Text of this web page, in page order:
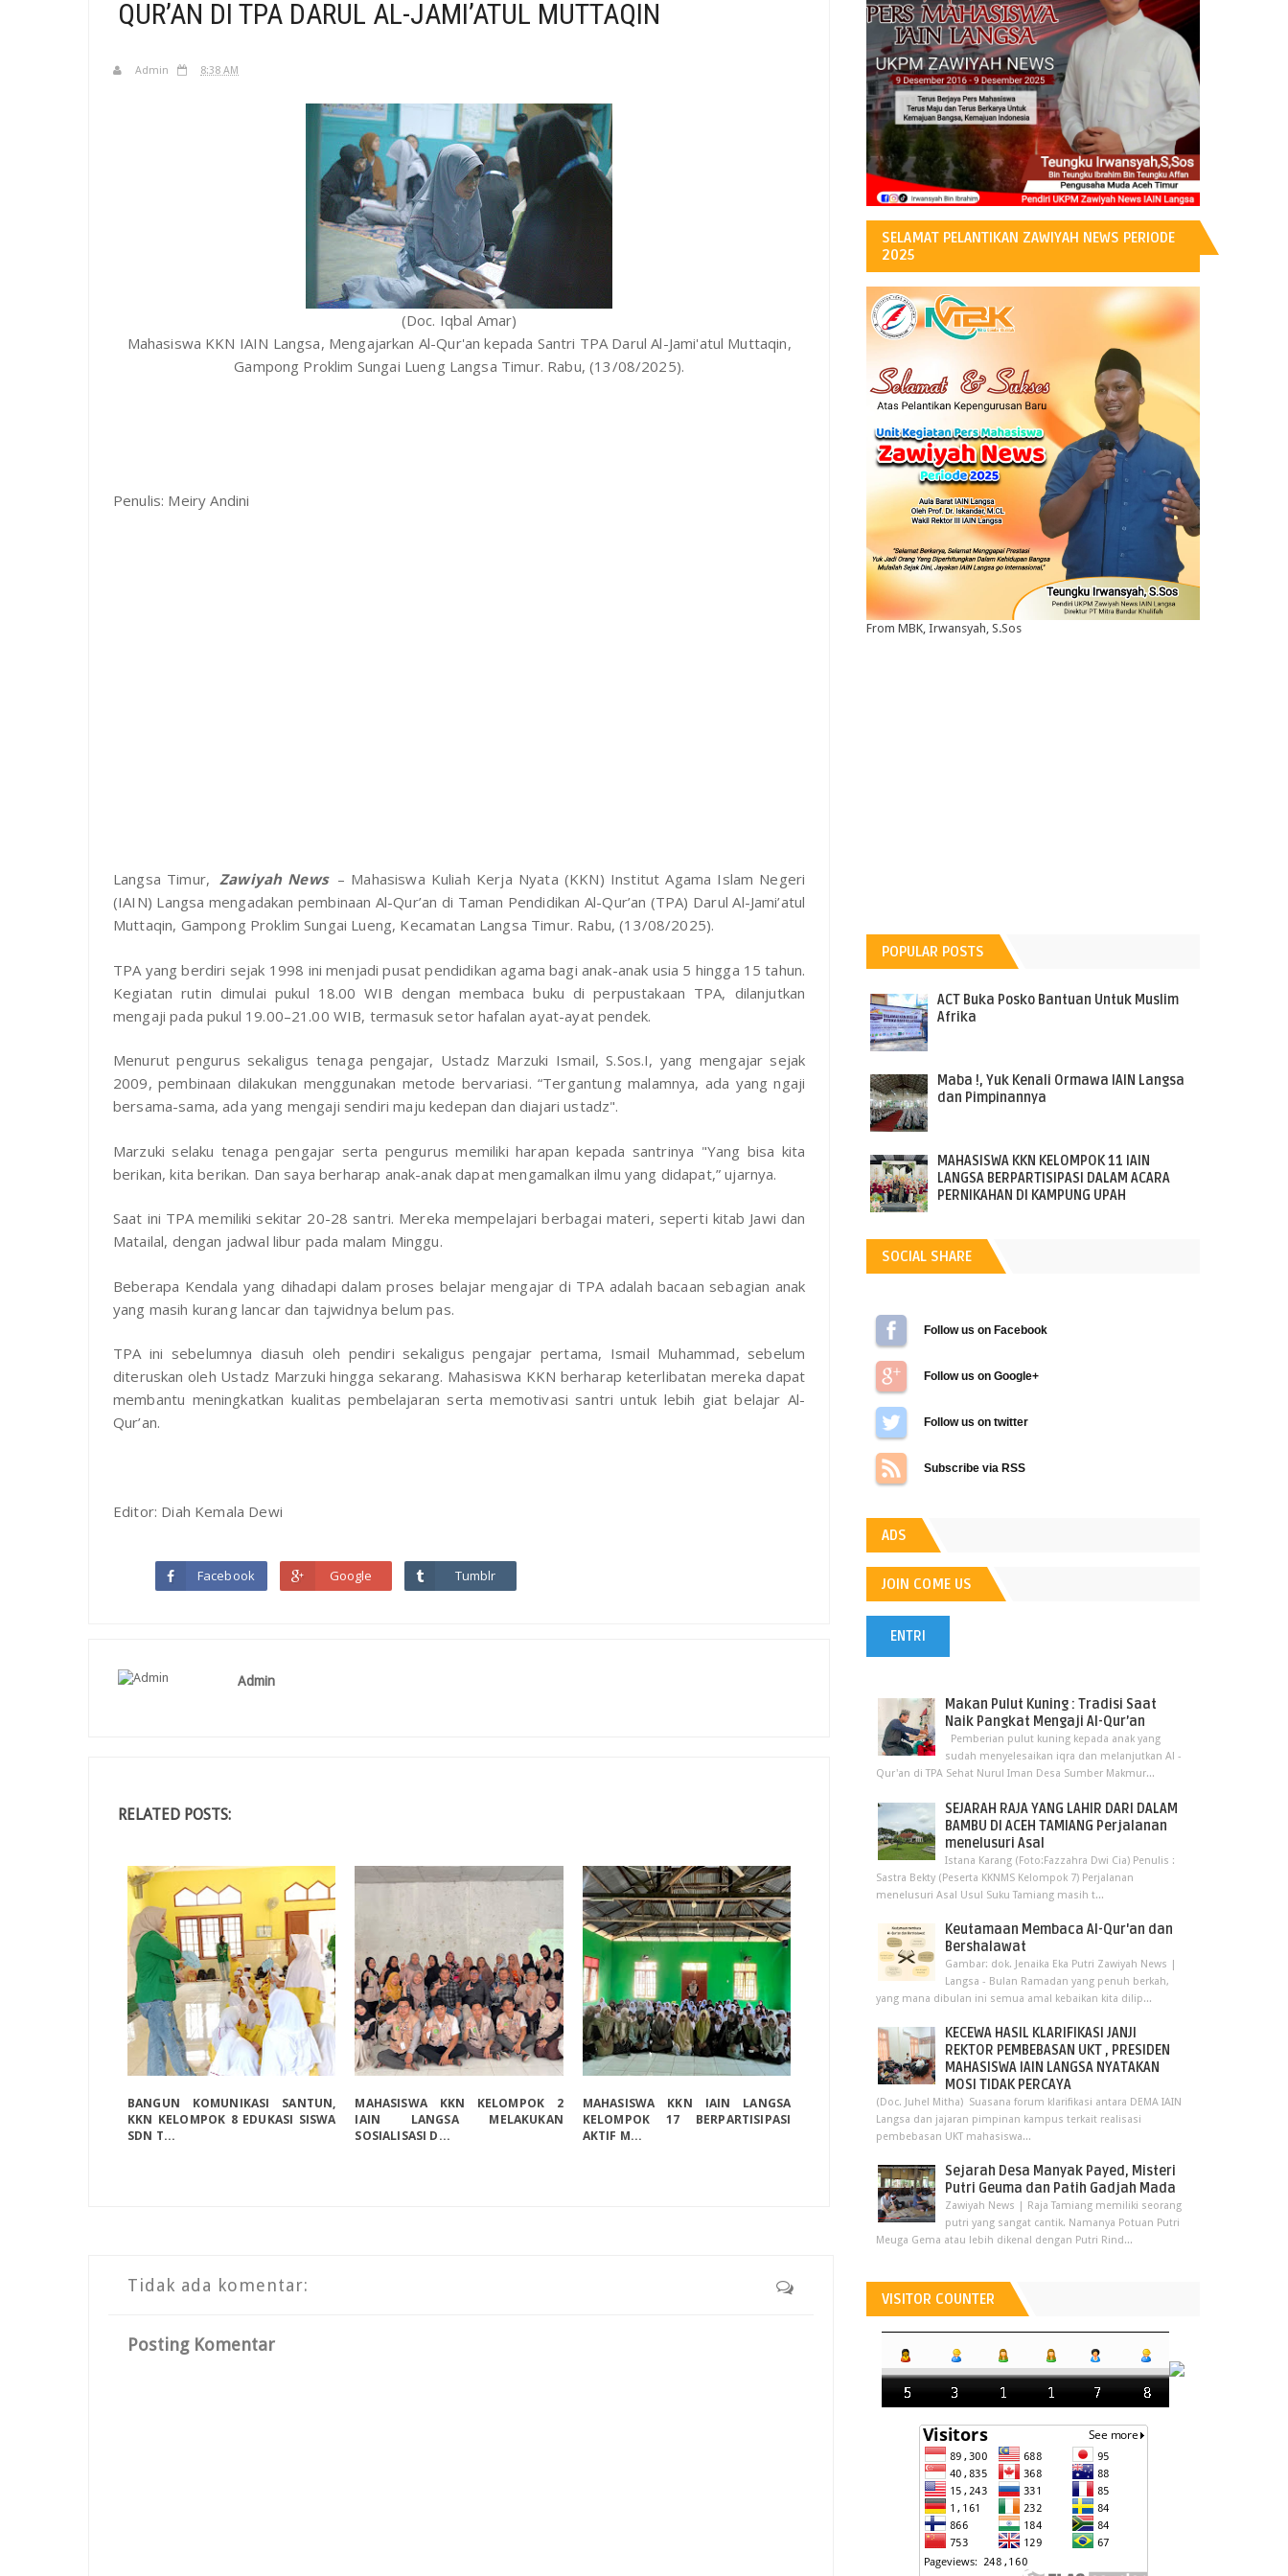
H
QUR’AN DI TPA DARUL AL-JAMI’ATUL MUTTAQIN
Admin 8:38 AM
(Doc. Iqbal Amar)
Mahasiswa KKN IAIN Langsa, Mengajarkan Al-Qur'an kepada Santri TPA Darul Al-Jami'atul Muttaqin,
Gampong Proklim Sungai Lueng Langsa Timur. Rabu, (13/08/2025).
Penulis: Meiry Andini
Langsa Timur, Zawiyah News – Mahasiswa Kuliah Kerja Nyata (KKN) Institut Agama Islam Negeri
(IAIN) Langsa mengadakan pembinaan Al-Qur’an di Taman Pendidikan Al-Qur’an (TPA) Darul Al-Jami’atul
Muttaqin, Gampong Proklim Sungai Lueng, Kecamatan Langsa Timur. Rabu, (13/08/2025).
TPA yang berdiri sejak 1998 ini menjadi pusat pendidikan agama bagi anak-anak usia 5 hingga 15 tahun.
Kegiatan rutin dimulai pukul 18.00 WIB dengan membaca buku di perpustakaan TPA, dilanjutkan
mengaji pada pukul 19.00–21.00 WIB, termasuk setor hafalan ayat-ayat pendek.
Menurut pengurus sekaligus tenaga pengajar, Ustadz Marzuki Ismail, S.Sos.I, yang mengajar sejak
2009, pembinaan dilakukan menggunakan metode bervariasi. “Tergantung malamnya, ada yang ngaji
bersama-sama, ada yang mengaji sendiri maju kedepan dan diajari ustadz".
Marzuki selaku tenaga pengajar serta pengurus memiliki harapan kepada santrinya "Yang bisa kita
berikan, kita berikan. Dan saya berharap anak-anak dapat mengamalkan ilmu yang didapat,” ujarnya.
Saat ini TPA memiliki sekitar 20-28 santri. Mereka mempelajari berbagai materi, seperti kitab Jawi dan
Matailal, dengan jadwal libur pada malam Minggu.
Beberapa Kendala yang dihadapi dalam proses belajar mengajar di TPA adalah bacaan sebagian anak
yang masih kurang lancar dan tajwidnya belum pas.
TPA ini sebelumnya diasuh oleh pendiri sekaligus pengajar pertama, Ismail Muhammad, sebelum
diteruskan oleh Ustadz Marzuki hingga sekarang. Mahasiswa KKN berharap keterlibatan mereka dapat
membantu meningkatkan kualitas pembelajaran serta memotivasi santri untuk lebih giat belajar Al-
Qur’an.
Editor: Diah Kemala Dewi
Facebook Google Tumblr
Admin
RELATED POSTS:
BANGUN KOMUNIKASI SANTUN,
KKN KELOMPOK 8 EDUKASI SISWA
SDN T...
MAHASISWA KKN KELOMPOK 2
IAIN LANGSA MELAKUKAN
SOSIALISASI D...
MAHASISWA KKN IAIN LANGSA
KELOMPOK 17 BERPARTISIPASI
AKTIF M...
Tidak ada komentar:
Posting Komentar
SELAMAT PELANTIKAN ZAWIYAH NEWS PERIODE
2025
From MBK, Irwansyah, S.Sos
POPULAR POSTS
ACT Buka Posko Bantuan Untuk Muslim
Afrika
Maba !, Yuk Kenali Ormawa IAIN Langsa
dan Pimpinannya
MAHASISWA KKN KELOMPOK 11 IAIN
LANGSA BERPARTISIPASI DALAM ACARA
PERNIKAHAN DI KAMPUNG UPAH
SOCIAL SHARE
Follow us on Facebook
Follow us on Google+
Follow us on Twitter
Subscribe via RSS
ADS
JOIN COME US
ENTRI
Makan Pulut Kuning : Tradisi Saat
Naik Pangkat Mengaji Al-Qur’an
Pemberian pulut kuning kepada anak yang
sudah menyelesaikan iqra dan melanjutkan Al -
Qur'an di TPA Sehat Nurul Iman Desa Sumber Makmur...
SEJARAH RAJA YANG LAHIR DARI DALAM
BAMBU DI ACEH TAMIANG Perjalanan
menelusuri Asal
Istana Karang (Foto:Fazzahra Dwi Cia) Penulis :
Sastra Bekty (Peserta KKNMS Kelompok 7) Perjalanan
menelusuri Asal Usul Suku Tamiang masih t...
Keutamaan Membaca Al-Qur'an dan
Bershalawat
Gambar: dok. Jenaika Eka Putri Zawiyah News |
Langsa - Bulan Ramadan yang penuh berkah,
yang mana dibulan ini semua amal kebaikan kita dilip...
KECEWA HASIL KLARIFIKASI JANJI
REKTOR PEMBEBASAN UKT , PRESIDEN
MAHASISWA IAIN LANGSA NYATAKAN
MOSI TIDAK PERCAYA
(Doc. Juhel Mitha) Suasana forum klarifikasi antara DEMA IAIN
Langsa dan jajaran pimpinan kampus terkait realisasi
pembebasan UKT mahasiswa...
Sejarah Desa Manyak Payed, Misteri
Putri Geuma dan Patih Gadjah Mada
Zawiyah News | Raja Tamiang memiliki seorang
putri yang sangat cantik. Namanya Potuan Putri
Meuga Gema atau lebih dikenal dengan Putri Rind...
VISITOR COUNTER